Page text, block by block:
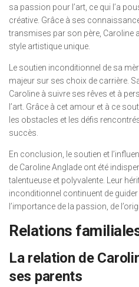
sa passion pour l’art, ce qui l’a
créative. Grâce à ses
transmises par son père, Caroline
style artistique unique.
Le soutien inconditionnel de sa
majeur sur ses choix de carrière.
Caroline à suivre ses rêves et à
l’art. Grâce à cet amour et à ce
les obstacles et les défis
succès.
En conclusion, le soutien et
de Caroline Anglade ont été
talentueuse et polyvalente. Leur
inconditionnel continuent de
l’importance de la passion, de
Relations
La relation de
ses parents